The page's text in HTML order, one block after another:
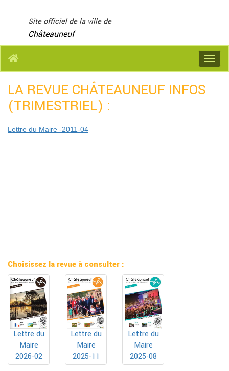
Site officiel de la ville de
Châteauneuf
Menu
LA REVUE CHÂTEAUNEUF INFOS
(TRIMESTRIEL) :
Lettre du Maire -2011-04
Choisissez la revue à consulter :
Lettre du
Maire
2026-02
Lettre du
Maire
2025-11
Lettre du
Maire
2025-08